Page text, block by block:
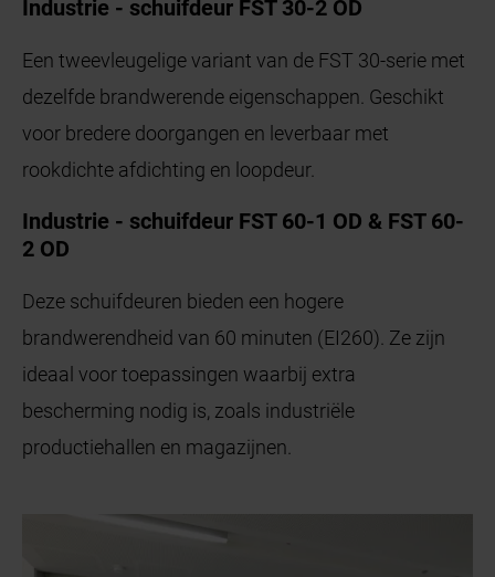
Industrie - schuifdeur FST 30-2 OD
Een tweevleugelige variant van de FST 30-serie met
dezelfde brandwerende eigenschappen. Geschikt
voor bredere doorgangen en leverbaar met
rookdichte afdichting en loopdeur.
Industrie - schuifdeur FST 60-1 OD & FST 60-
2 OD
Deze schuifdeuren bieden een hogere
brandwerendheid van 60 minuten (EI260). Ze zijn
ideaal voor toepassingen waarbij extra
bescherming nodig is, zoals industriële
productiehallen en magazijnen.